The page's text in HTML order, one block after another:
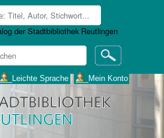
___Leichte Sprache ___Mein Konto